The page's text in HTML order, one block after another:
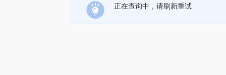
正在查询中，请刷新重试